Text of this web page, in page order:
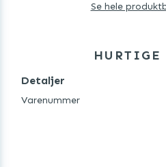
adjustable straps – perfect
Se hele
HURTIGE
Detaljer
Varenummer